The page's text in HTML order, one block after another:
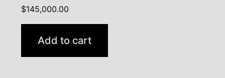
$145,000.00
Add to cart